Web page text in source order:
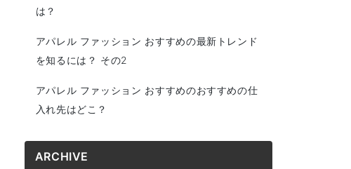
は？
アパレル ファッション おすすめの最新トレンド
を知るには？ その2
アパレル ファッション おすすめのおすすめの仕
入れ先はどこ？
ARCHIVE